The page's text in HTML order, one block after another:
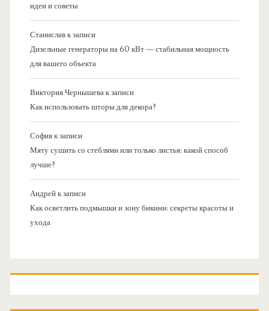
идеи и советы
Станиславк записи
Дизельные генераторы на 60 кВт — стабильная мощность
для вашего объекта
Виктория Чернышевак записи
Как использовать шторы для декора?
Софияк записи
Мяту сушить со стеблями или только листья: какой способ
лучше?
Андрейк записи
Как осветлить подмышки и зону бикини: секреты красоты и
ухода